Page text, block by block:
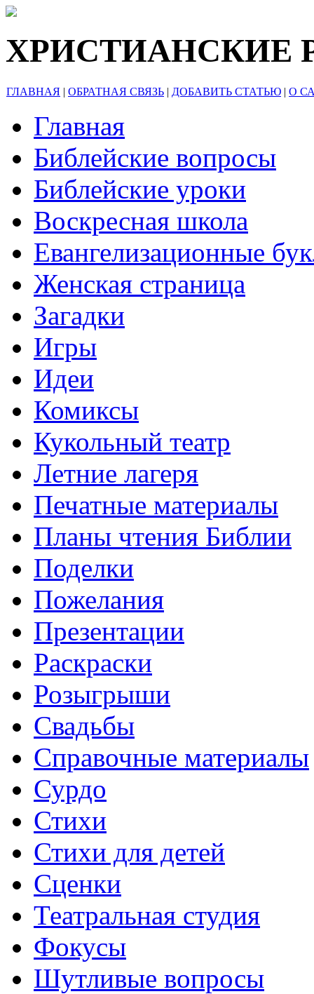
ХРИСТИАНСКИЕ
ГЛАВНАЯ | ОБРАТНАЯ СВЯЗЬ | ДОБАВИТЬ СТАТЬЮ | О
Главная
Библейские вопросы
Библейские уроки
Воскресная школа
Евангелизационные
Женская страница
Загадки
Игры
Идеи
Комиксы
Кукольный театр
Летние лагеря
Печатные материалы
Планы чтения Библии
Поделки
Пожелания
Презентации
Раскраски
Розыгрыши
Свадьбы
Справочные материалы
Сурдо
Стихи
Стихи для детей
Сценки
Театральная студия
Фокусы
Шутливые вопросы